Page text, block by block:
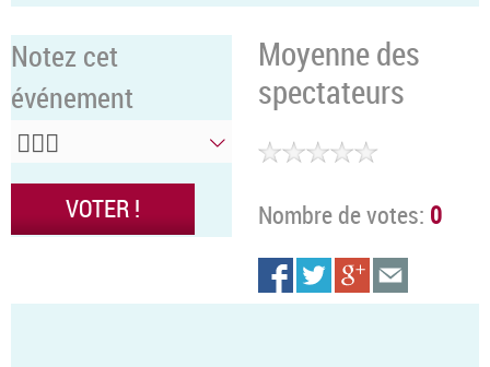
Notez cet
événement
Moyenne des
spectateurs
Nombre de votes: 0